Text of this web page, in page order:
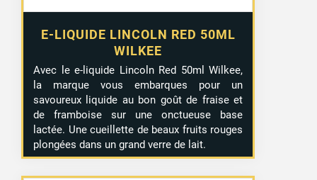
E-LIQUIDE LINCOLN RED 50ML
WILKEE
Avec le e-liquide Lincoln Red 50ml Wilkee,
la marque vous embarques pour un
savoureux liquide au bon goût de fraise et
de framboise sur une onctueuse base
lactée. Une cueillette de beaux fruits rouges
plongées dans un grand verre de lait.